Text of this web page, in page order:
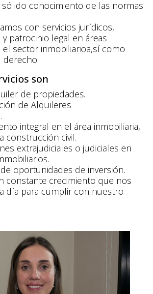
conocimiento de las normas
con servicios jurídicos,
patrocinio legal en áreas
el sector inmobiliarioa,sí como
derecho.
son
de propiedades.
de Alquileres
integral en el área inmobiliaria,
construcción civil.
extrajudiciales o judiciales en
oportunidades de inversión.
constante crecimiento que nos
día para cumplir con nuestro